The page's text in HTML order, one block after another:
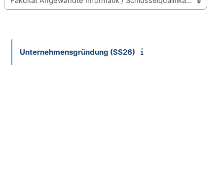
Kursbereiche
Unternehmensgründung (SS26)